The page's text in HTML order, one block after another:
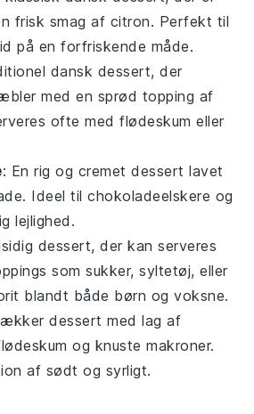
frisk smag af citron. Perfekt til
på en forfriskende måde.
dansk dessert, der
med en sprød topping af
ofte med flødeskum eller
: En rig og cremet dessert lavet
Ideel til chokoladeelskere og
lejlighed.
dessert, der kan serveres
som sukker, syltetøj, eller
blandt både børn og voksne.
dessert med lag af
og knuste makroner.
af sødt og syrligt.